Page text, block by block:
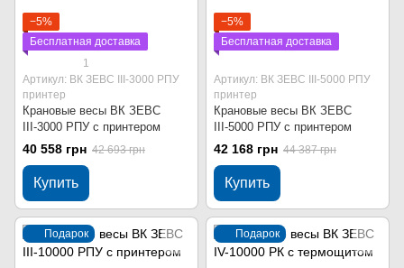
−5%
Бесплатная доставка
1
Артикул: ВК ЗЕВС ІІІ-3000 РПУ
принтер
Крановые весы ВК ЗЕВС
ІІІ-3000 РПУ с принтером
40 558 грн 42 693 грн
Купить
−5%
Бесплатная доставка
Артикул: ВК ЗЕВС ІІІ-5000 РПУ
принтер
Крановые весы ВК ЗЕВС
ІІІ-5000 РПУ с принтером
42 168 грн 44 387 грн
Купить
Подарок Подарок